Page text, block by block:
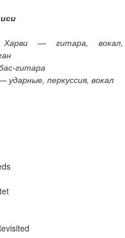
— гитара, вокал,
гитара
перкуссия, вокал